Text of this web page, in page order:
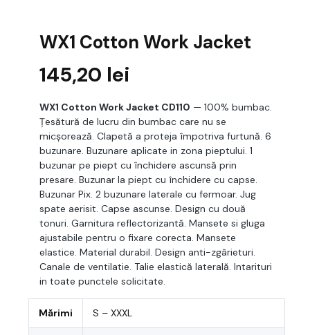
WX1 Cotton Work Jacket
145,20 lei
WX1 Cotton Work Jacket CD110 — 100% bumbac.
Țesătură de lucru din bumbac care nu se
micșorează. Clapetă a proteja împotriva furtună. 6
buzunare. Buzunare aplicate in zona pieptului. 1
buzunar pe piept cu închidere ascunsă prin
presare. Buzunar la piept cu închidere cu capse.
Buzunar Pix. 2 buzunare laterale cu fermoar. Jug
spate aerisit. Capse ascunse. Design cu două
tonuri. Garnitura reflectorizantă. Mansete si gluga
ajustabile pentru o fixare corecta. Mansete
elastice. Material durabil. Design anti-zgârieturi.
Canale de ventilatie. Talie elastică laterală. Intarituri
in toate punctele solicitate.
Mărimi S – XXXL